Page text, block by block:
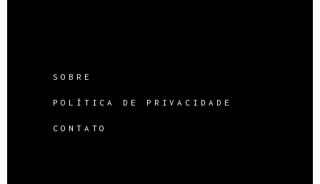
SOBRE
POLÍTICA DE PRIVACIDADE
CONTATO